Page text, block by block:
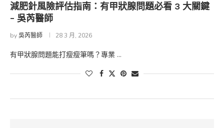
減肥針風險評估指南：有甲狀腺問題必看 3 大關鍵
– 吳芮醫師
by吳芮醫師 28 3 月, 2026
有甲狀腺問題能打瘦瘦筆嗎？專業 …